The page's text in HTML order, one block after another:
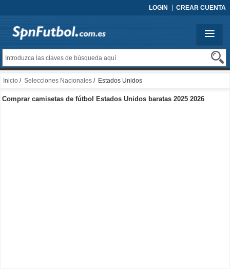
LOGIN CREAR CUENTA
Inicio / Selecciones Nacionales / Estados Unidos
Comprar camisetas de fútbol Estados Unidos baratas 2025 2026